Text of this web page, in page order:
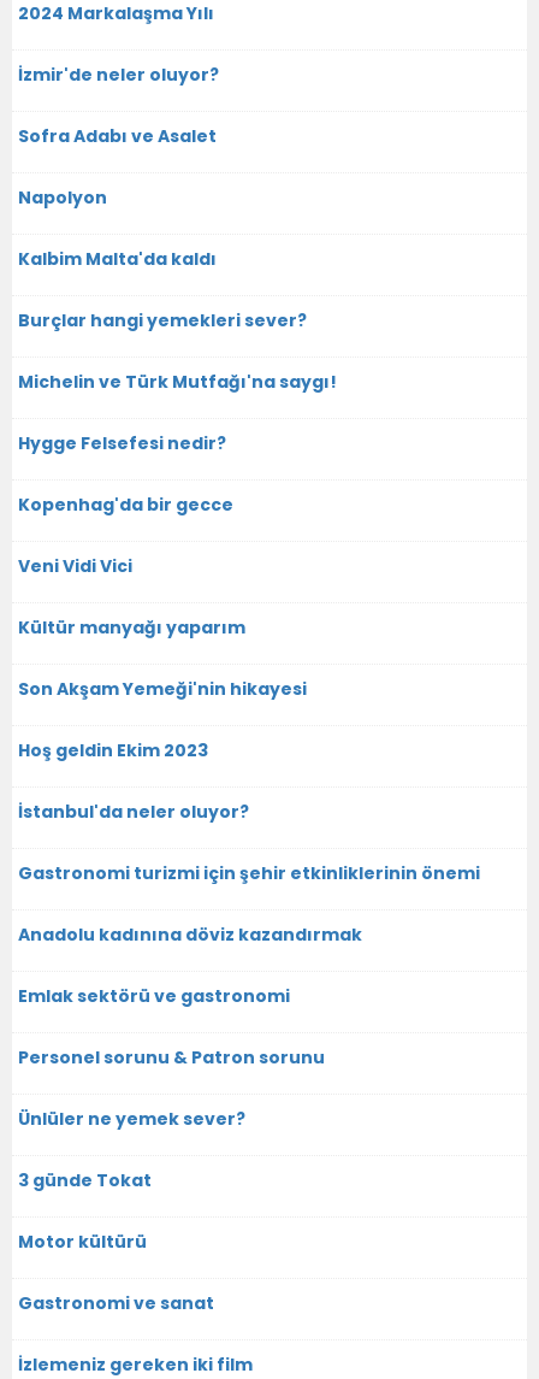
2024 Markalaşma Yılı
İzmir'de neler oluyor?
Sofra Adabı ve Asalet
Napolyon
Kalbim Malta'da kaldı
Burçlar hangi yemekleri sever?
Michelin ve Türk Mutfağı'na saygı!
Hygge Felsefesi nedir?
Kopenhag'da bir gecce
Veni Vidi Vici
Kültür manyağı yaparım
Son Akşam Yemeği'nin hikayesi
Hoş geldin Ekim 2023
İstanbul'da neler oluyor?
Gastronomi turizmi için şehir etkinliklerinin önemi
Anadolu kadınına döviz kazandırmak
Emlak sektörü ve gastronomi
Personel sorunu & Patron sorunu
Ünlüler ne yemek sever?
3 günde Tokat
Motor kültürü
Gastronomi ve sanat
İzlemeniz gereken iki film